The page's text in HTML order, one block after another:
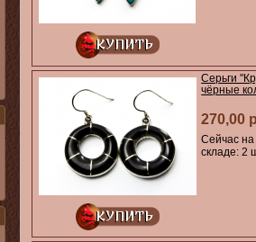
Серьги
чёрные
270,00
Сейчас на
складе: 2